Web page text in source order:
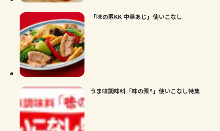
「味の素KK 中華あじ」使いこなし
うま味調味料「味の素®」使いこなし特集